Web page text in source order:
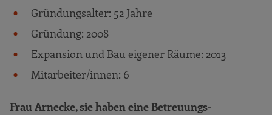
Gründungsalter: 52 Jahre
Gründung: 2008
Expansion und Bau eigener Räume: 2013
Mitarbeiter/innen: 6
Frau Arnecke, sie haben eine Betreuungs-